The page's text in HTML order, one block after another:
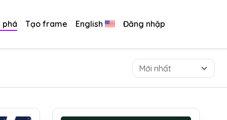
phá Tạo frame English Đăng nhập